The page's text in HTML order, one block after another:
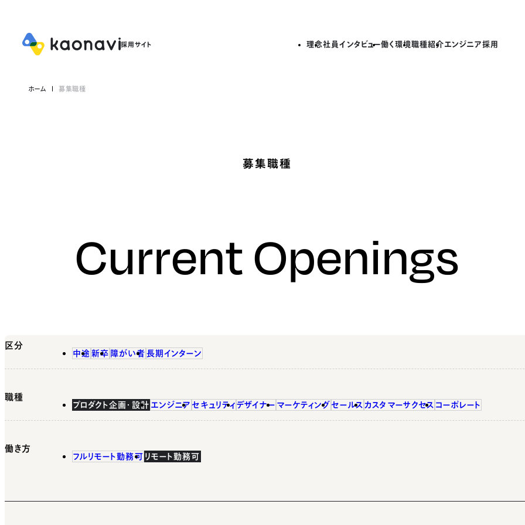
理念社員インタビュー働く環境職種紹介エンジニア採用
ホーム 募集職種
募集職種
Current Openings
区分
中途 新卒 障がい者 長期インターン
職種
プロダクト企画・設計 エンジニア セキュリティ デザイナー マーケティング セールス カスタマーサクセス コーポレート
働き方
フルリモート勤務可 リモート勤務可